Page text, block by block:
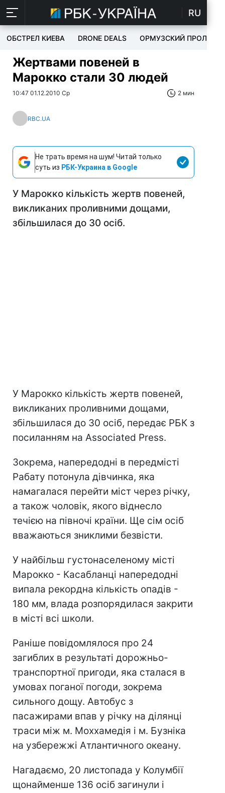
RU
ОБСТРЕЛ КИЕВА DRONE DEALS ОРМУЗСКИЙ ПРОЛИВ
Жертвами повеней в
Марокко стали 30 людей
10:47 01.12.2010 Ср 2 мин
RBC.UA
Не трать время на шум! Читай только
суть из РБК-Украина в Google
У Марокко кількість жертв повеней,
викликаних проливними дощами,
збільшилася до 30 осіб.
У Марокко кількість жертв повеней,
викликаних проливними дощами,
збільшилася до 30 осіб, передає РБК з
посиланням на Associated Press.
Зокрема, напередодні в передмісті
Рабату потонула дівчинка, яка
намагалася перейти міст через річку,
а також чоловік, якого віднесло
течією на півночі країни. Ще сім осіб
вважаються зниклими безвісти.
У найбільш густонаселеному місті
Марокко - Касабланці напередодні
випала рекордна кількість опадів -
180 мм, влада розпорядилася закрити
в місті всі школи.
Раніше повідомлялося про 24
загиблих в результаті дорожньо-
транспортної пригоди, яка сталася в
умовах поганої погоди, зокрема
сильного дощу. Автобус з
пасажирами впав у річку на ділянці
траси між м. Моххамедія і м. Бузніка
на узбережжі Атлантичного океану.
Нагадаємо, 20 листопада у Колумбії
щонайменше 136 осіб загинули і